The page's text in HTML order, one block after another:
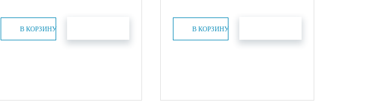
В КОРЗИНУ В КОРЗИНУ